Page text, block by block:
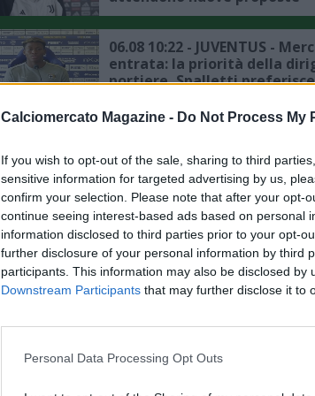
Calciomercato Magazine - Do Not Process My
If you wish to opt-out of the sale, sharing to third
sensitive information for targeted advertising by us,
confirm your selection. Please note that after your opt-
continue seeing interest-based ads based on personal
information disclosed to third parties prior to your opt-
further disclosure of your personal information by third
participants. This information may also be disclosed by
Downstream Participants that may further disclose it to
Personal Data Processing Opt Outs
06.08 10:22 - JUVENTUS -
entrata: la priorità della
portiere, Spalletti preferisce
06.08 10:17 - IL COMMENTO -
"provinciale", il movimento
chi ha il passaporto della
italiana"
06.08 10:09 - MERCATO -
complicata la questione
punto sulla trattativa
06.08 02:00 - MERCATO -
altri nomi per l'attacco dei